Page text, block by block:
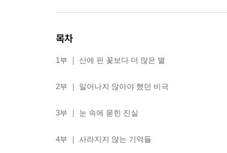
목차
1부 ｜ 산에 핀 꽃보다 더 많은 별
2부 ｜ 일어나지 않아야 했던 비극
3부 ｜ 눈 속에 묻힌 진실
4부 ｜ 사라지지 않는 기억들